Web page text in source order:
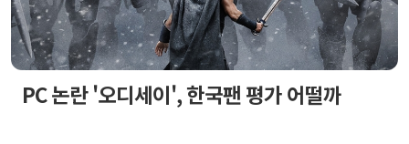
PC 논란 '오디세이', 한국팬 평가 어떨까